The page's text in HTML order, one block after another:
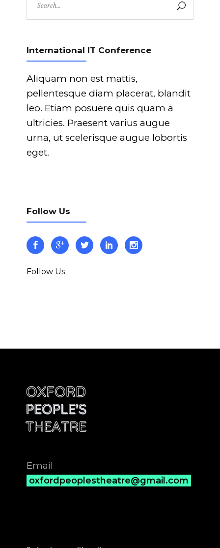
International IT Conference
Aliquam non est mattis,
pellentesque diam placerat, blandit
leo. Etiam posuere quis quam a
ultricies. Praesent varius augue
urna, ut scelerisque augue lobortis
eget.
Follow Us
Follow Us
Email
oxfordpeoplestheatre@gmail.com